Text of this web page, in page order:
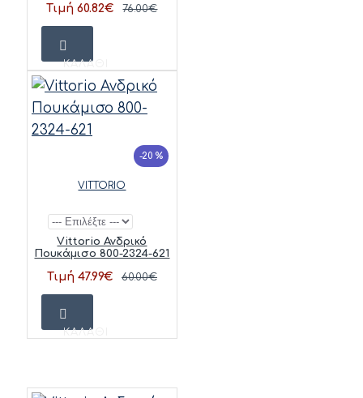
Τιμή 60.82€ 76.00€
ΚΑΛΆΘΙ
-20 %
VITTORIO
Vittorio Ανδρικό
Πουκάμισο 800-2324-621
Τιμή 47.99€ 60.00€
ΚΑΛΆΘΙ